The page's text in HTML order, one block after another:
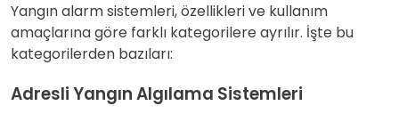
Yangın alarm sistemleri, özellikleri ve kullanım
amaçlarına göre farklı kategorilere ayrılır. İşte bu
kategorilerden bazıları:
Adresli Yangın Algılama Sistemleri